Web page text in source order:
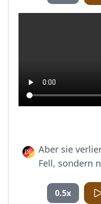
Aber sie
Fell, sondern
0.5x